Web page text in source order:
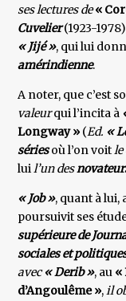
ses lectures de«
Cuvelier(1923-
« Jijé », qui lui
amérindienne.
A noter, que c’est
valeurqui l’incita à
Longway » (Ed. «
sériesoù l’on voitle
luil’un des
« Job », quant à lui,
poursuivit ses
supérieure de
sociales et
avec« Derib », au «
d’Angoulême »,il